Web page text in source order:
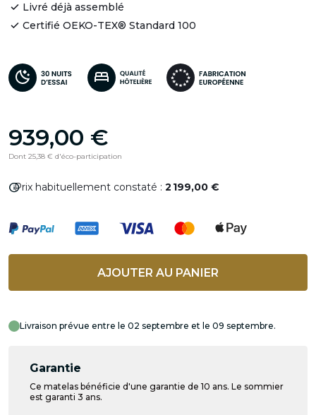
Livré déjà assemblé
Certifié OEKO-TEX® Standard 100
939,00 €
Dont 25,38 € d'éco-participation
infoPrix habituellement constaté : 2 199,00 €
AJOUTER AU PANIER
Livraison prévue entre le 02 septembre et le 09 septembre.
Garantie
Ce matelas bénéficie d'une garantie de 10 ans. Le sommier
est garanti 3 ans.